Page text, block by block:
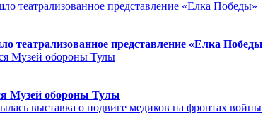
театрализованное представление «Елка
Музей обороны Тулы